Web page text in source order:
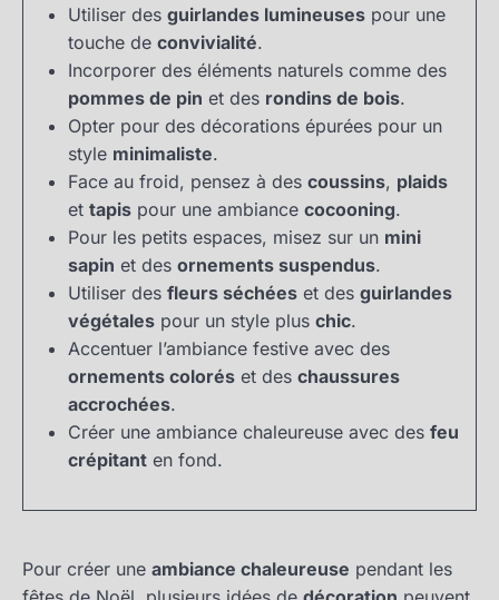
Utiliser des guirlandes lumineuses pour une
touche de convivialité.
Incorporer des éléments naturels comme des
pommes de pin et des rondins de bois.
Opter pour des décorations épurées pour un
style minimaliste.
Face au froid, pensez à des coussins, plaids
et tapis pour une ambiance cocooning.
Pour les petits espaces, misez sur un mini
sapin et des ornements suspendus.
Utiliser des fleurs séchées et des guirlandes
végétales pour un style plus chic.
Accentuer l’ambiance festive avec des
ornements colorés et des chaussures
accrochées.
Créer une ambiance chaleureuse avec des feu
crépitant en fond.
Pour créer une ambiance chaleureuse pendant les